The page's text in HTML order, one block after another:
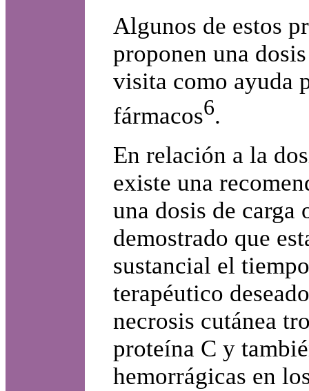
Algunos de estos
proponen una
visita como ayuda
fármacos6.
En relación a la
existe una
una dosis de carga
demostrado que
sustancial el
terapéutico
necrosis cutánea
proteína C y
hemorrágicas en